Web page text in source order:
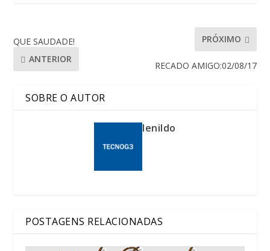
QUE SAUDADE!
ANTERIOR
PRÓXIMO
RECADO AMIGO:02/08/17
SOBRE O AUTOR
lenildo
POSTAGENS RELACIONADAS